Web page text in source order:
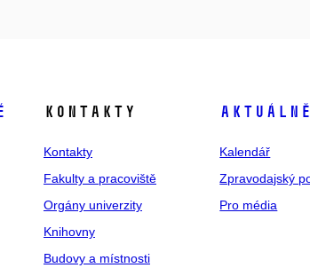
Kontakty
Kontakty
Fakulty a pracoviště
Orgány univerzity
Knihovny
Budovy a místnosti
Aktuálně
Kalendář
Zpravodajský
Pro média